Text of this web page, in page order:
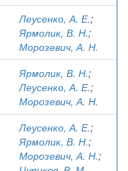
Леусенко, А. Е.;
Ярмолик, В. Н.;
Морозевич, А. Н.
Ярмолик, В. Н.;
Леусенко, А. Е.;
Морозевич, А. Н.
Леусенко, А. Е.;
Ярмолик, В. Н.;
Морозевич, А. Н.;